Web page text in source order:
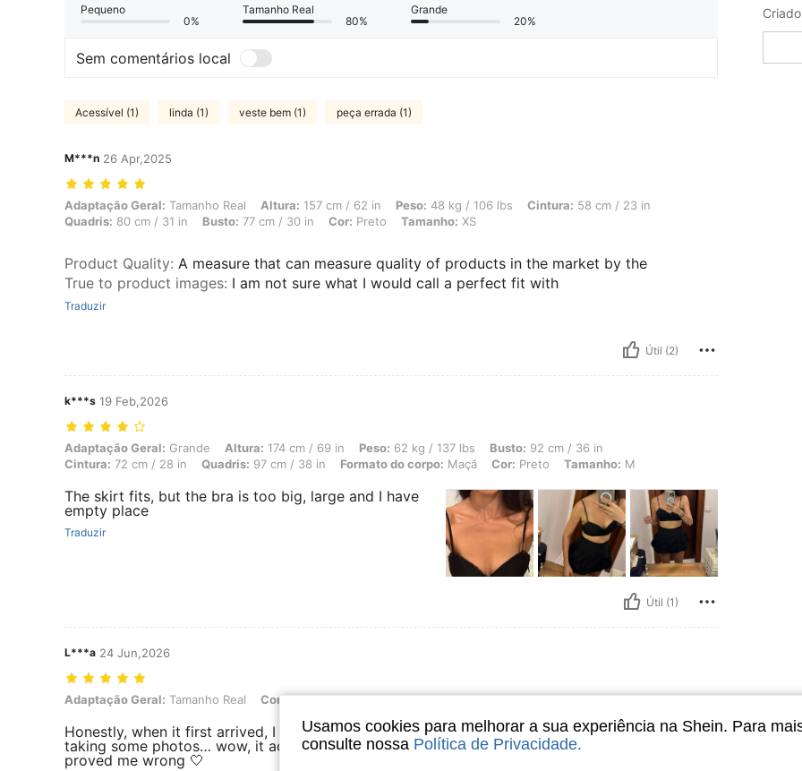
Pequeno
0%
Tamanho Real
80%
Grande
20%
Sem comentários local
Acessível (1) linda (1) veste bem (1) peça errada (1)
M***n 26 Apr,2025
Adaptação Geral: Tamanho Real, Altura: 157 cm / 62 in, Peso: 48 kg / 106 lbs, Cintura: 58 cm / 23 in, Quadris: 80 cm / 31 in, Busto: 77 cm / 30 in,
Adaptação Geral: Tamanho Real Altura: 157 cm / 62 in Peso: 48 kg / 106 lbs Cintura: 58 cm / 23 in
Quadris: 80 cm / 31 in Busto: 77 cm / 30 in Cor: Preto Tamanho: XS
Product Quality: A measure that can measure quality of products in the market by the
True to product images: I am not sure what I would call a perfect fit with
Traduzir
Útil (2)
k***s 19 Feb,2026
Adaptação Geral: Grande, Altura: 174 cm / 69 in, Peso: 62 kg / 137 lbs, Busto: 92 cm / 36 in, Cintura: 72 cm / 28 in, Quadris: 97 cm / 38 in, Formato
Adaptação Geral: Grande Altura: 174 cm / 69 in Peso: 62 kg / 137 lbs Busto: 92 cm / 36 in
Cintura: 72 cm / 28 in Quadris: 97 cm / 38 in Formato do corpo: Maçã Cor: Preto Tamanho: M
The skirt fits, but the bra is too big, large and I have
empty place
Traduzir
Útil (1)
L***a 24 Jun,2026
Adaptação Geral: Tamanho Real, Cor: Preto, Tamanho: S
Adaptação Geral: Tamanho Real Cor:Preto Tamanho:S
Honestly, when it first arrived, I didn’t like it at all 😂 But after putting it on and
taking some photos… wow, it actually looked amazing! Thank you, SHEIN. You
proved me wrong 🤍
Usamos cookies para melhorar a sua experiência na Shein. Para
consulte nossa Política de Privacidade.